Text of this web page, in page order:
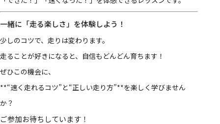
一緒に「走る楽しさ」を体験しよう！
少しのコツで、走りは変わります。
走ることが好きになると、自信もどんどん育ちます！
ぜひこの機会に、
**“速く走れるコツ”と“正しい走り方”**を楽しく学びません
か？
ご参加お待ちしています！